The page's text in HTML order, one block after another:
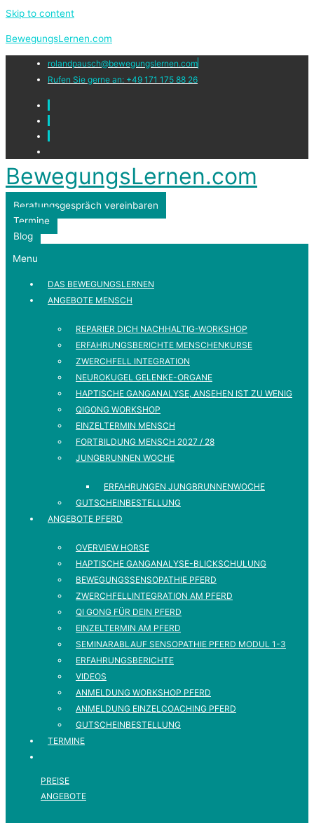
Skip to content
BewegungsLernen.com
rolandpausch@bewegungslernen.com
Rufen Sie gerne an: +49 171 175 88 26
BewegungsLernen.com
Beratungsgespräch vereinbaren
Termine
Blog
Menu
DAS BEWEGUNGSLERNEN
ANGEBOTE MENSCH
REPARIER DICH NACHHALTIG-WORKSHOP
ERFAHRUNGSBERICHTE MENSCHENKURSE
ZWERCHFELL INTEGRATION
NEUROKUGEL GELENKE-ORGANE
HAPTISCHE GANGANALYSE, ANSEHEN IST ZU WENIG
QIGONG WORKSHOP
EINZELTERMIN MENSCH
FORTBILDUNG MENSCH 2027 / 28
JUNGBRUNNEN WOCHE
ERFAHRUNGEN JUNGBRUNNENWOCHE
GUTSCHEINBESTELLUNG
ANGEBOTE PFERD
OVERVIEW HORSE
HAPTISCHE GANGANALYSE-BLICKSCHULUNG
BEWEGUNGSSENSOPATHIE PFERD
ZWERCHFELLINTEGRATION AM PFERD
QI GONG FÜR DEIN PFERD
EINZELTERMIN AM PFERD
SEMINARABLAUF SENSOPATHIE PFERD MODUL 1-3
ERFAHRUNGSBERICHTE
VIDEOS
ANMELDUNG WORKSHOP PFERD
ANMELDUNG EINZELCOACHING PFERD
GUTSCHEINBESTELLUNG
TERMINE
PREISE
ANGEBOTE